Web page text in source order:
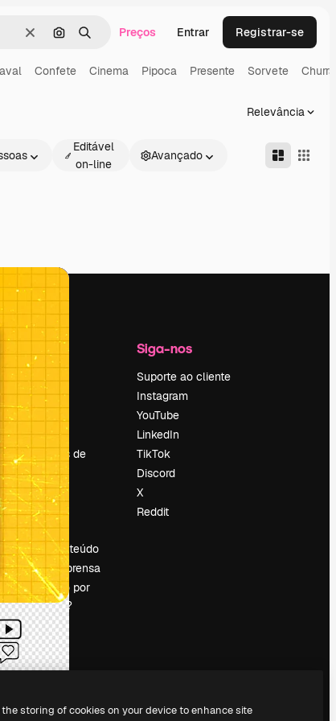
LimparPesquisar por imagem
BuscarPreços Entrar Registrar-se
Confete Cinema Pipoca Presente Sorvete
Relevância
Editável
on-line
Avançado
Empresa
Preços
Sobre nós
Reviews
Emprego
Tendências de
pesquisa
Blog
Eventos
Slidesgo
Vender conteúdo
Sala de imprensa
Procurando por
magnific.ai?
Siga-nos
Suporte ao cliente
Instagram
YouTube
LinkedIn
TikTok
Discord
X
Reddit
storing of cookies on your device to enhance site